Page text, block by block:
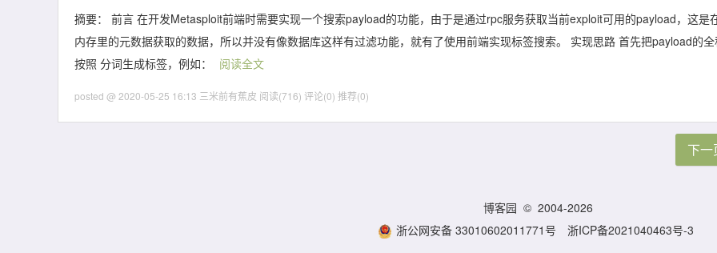
摘要： 前言 在开发Metasploit前端时需要实现一个搜索payload的功能，由于是通过rpc服务获取当前exploit可用的payload，这是
内存里的元数据获取的数据，所以并没有像数据库这样有过滤功能，就有了使用前端实现标签搜索。 实现思路 首先把payload的
按照 分词生成标签，例如：
阅读全文
posted @ 2020-05-25 16:13 三米前有蕉皮 阅读(716) 评论(0) 推荐(0)
下一
博客园 © 2004-2026
浙公网安备 33010602011771号
浙ICP备2021040463号-3